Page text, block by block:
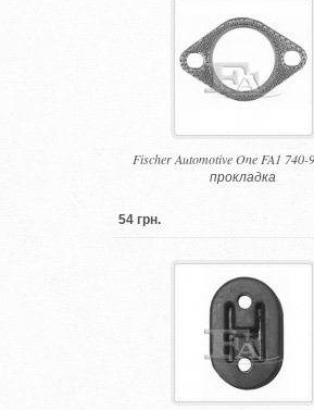
Fischer Automotive One FA1 740-
прокладка
54 грн.